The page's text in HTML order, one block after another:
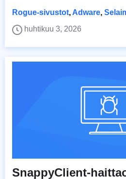
Rogue-sivustot,Adware,
huhtikuu 3, 2026
SnappyClient-